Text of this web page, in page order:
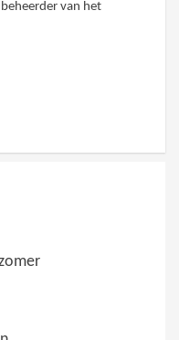
van het